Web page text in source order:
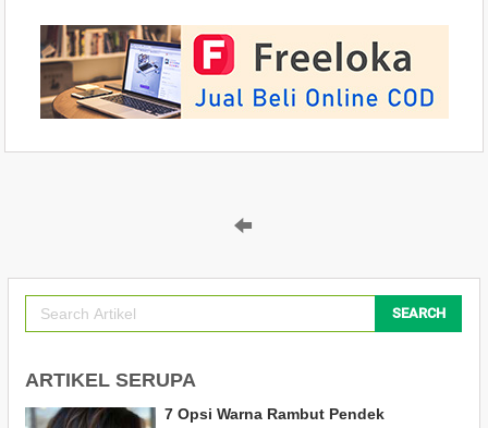
SEARCH
ARTIKEL SERUPA
7 Opsi Warna Rambut Pendek